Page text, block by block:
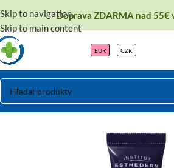
Skip to navigation
Skip to main content
Doprava ZDARMA nad 55€
EUR CZK